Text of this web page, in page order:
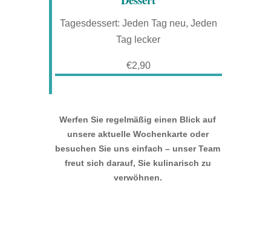
Tagesdessert: Jeden Tag neu, Jeden
Tag lecker
€2,90
Werfen Sie regelmäßig einen Blick auf
unsere aktuelle Wochenkarte oder
besuchen Sie uns einfach – unser Team
freut sich darauf, Sie kulinarisch zu
verwöhnen.